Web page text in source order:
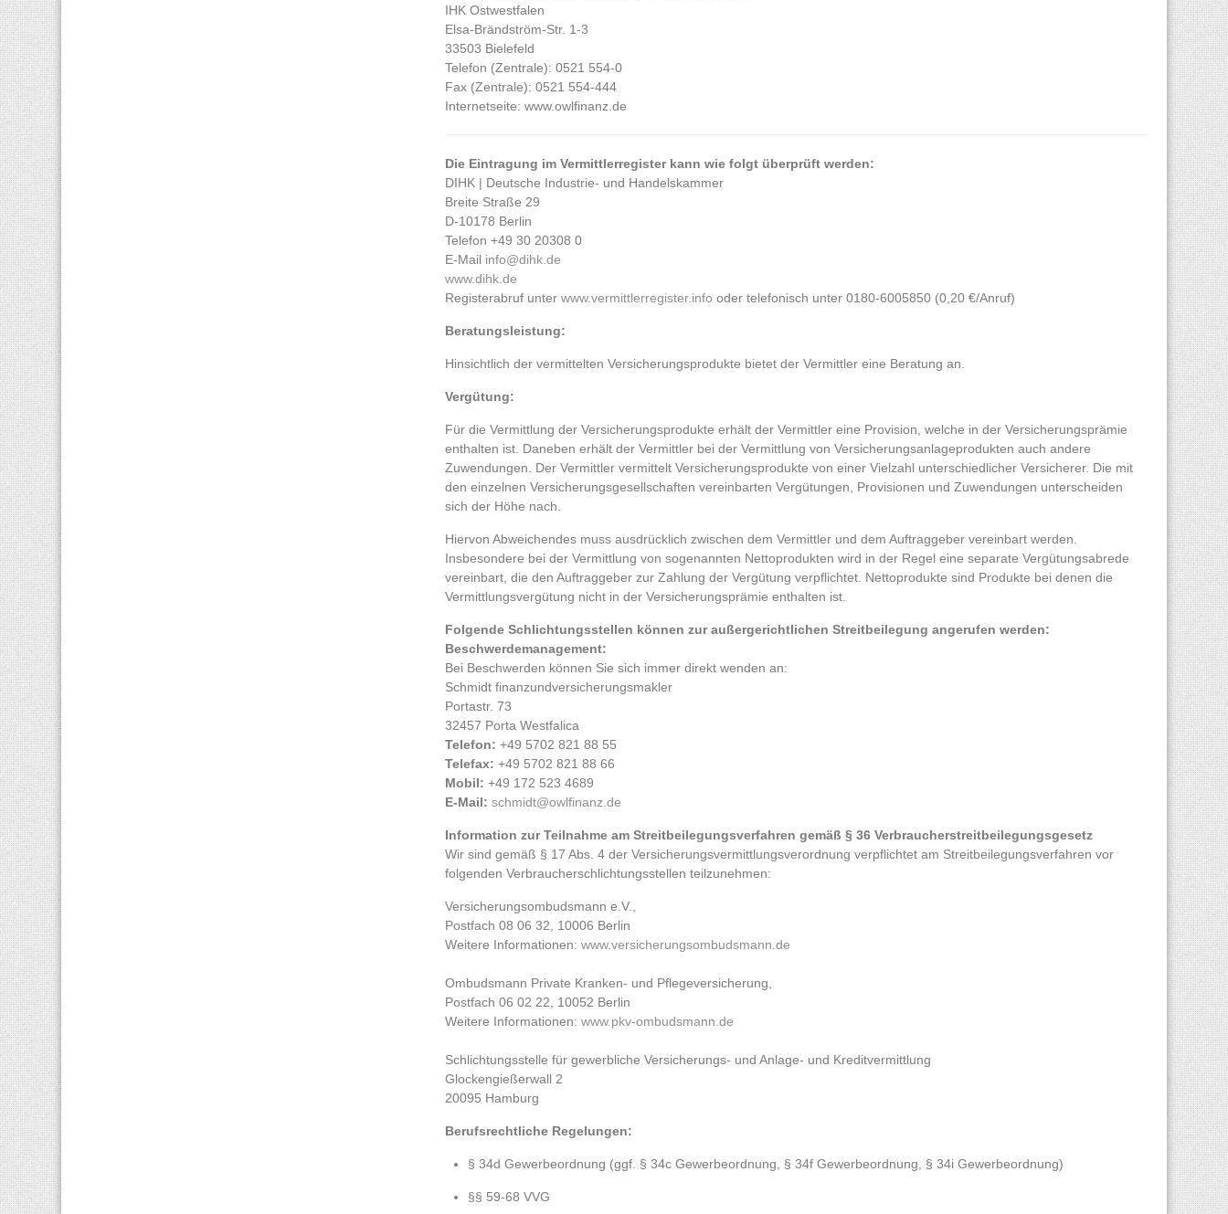
IHK Ostwestfalen
Elsa-Brändström-Str. 1-3
33503 Bielefeld
Telefon (Zentrale): 0521 554-0
Fax (Zentrale): 0521 554-444
Internetseite: www.owlfinanz.de
Die Eintragung im Vermittlerregister kann wie folgt überprüft werden:
DIHK | Deutsche Industrie- und Handelskammer
Breite Straße 29
D-10178 Berlin
Telefon +49 30 20308 0
E-Mail info@dihk.de
www.dihk.de
Registerabruf unter www.vermittlerregister.info oder telefonisch unter 0180-6005850 (0,20 €/Anruf)
Beratungsleistung:
Hinsichtlich der vermittelten Versicherungsprodukte bietet der Vermittler eine Beratung an.
Vergütung:
Für die Vermittlung der Versicherungsprodukte erhält der Vermittler eine Provision, welche in der Versicherungsprämie
enthalten ist. Daneben erhält der Vermittler bei der Vermittlung von Versicherungsanlageprodukten auch andere
Zuwendungen. Der Vermittler vermittelt Versicherungsprodukte von einer Vielzahl unterschiedlicher Versicherer. Die mit
den einzelnen Versicherungsgesellschaften vereinbarten Vergütungen, Provisionen und Zuwendungen unterscheiden
sich der Höhe nach.
Hiervon Abweichendes muss ausdrücklich zwischen dem Vermittler und dem Auftraggeber vereinbart werden.
Insbesondere bei der Vermittlung von sogenannten Nettoprodukten wird in der Regel eine separate Vergütungsabrede
vereinbart, die den Auftraggeber zur Zahlung der Vergütung verpflichtet. Nettoprodukte sind Produkte bei denen die
Vermittlungsvergütung nicht in der Versicherungsprämie enthalten ist.
Folgende Schlichtungsstellen können zur außergerichtlichen Streitbeilegung angerufen werden:
Beschwerdemanagement:
Bei Beschwerden können Sie sich immer direkt wenden an:
Schmidt finanzundversicherungsmakler
Portastr. 73
32457 Porta Westfalica
Telefon: +49 5702 821 88 55
Telefax: +49 5702 821 88 66
Mobil: +49 172 523 4689
E-Mail: schmidt@owlfinanz.de
Information zur Teilnahme am Streitbeilegungsverfahren gemäß § 36 Verbraucherstreitbeilegungsgesetz
Wir sind gemäß § 17 Abs. 4 der Versicherungsvermittlungsverordnung verpflichtet am Streitbeilegungsverfahren vor
folgenden Verbraucherschlichtungsstellen teilzunehmen:
Versicherungsombudsmann e.V.,
Postfach 08 06 32, 10006 Berlin
Weitere Informationen: www.versicherungsombudsmann.de
Ombudsmann Private Kranken- und Pflegeversicherung,
Postfach 06 02 22, 10052 Berlin
Weitere Informationen: www.pkv-ombudsmann.de
Schlichtungsstelle für gewerbliche Versicherungs- und Anlage- und Kreditvermittlung
Glockengießerwall 2
20095 Hamburg
Berufsrechtliche Regelungen:
§ 34d Gewerbeordnung (ggf. § 34c Gewerbeordnung, § 34f Gewerbeordnung, § 34i Gewerbeordnung)
§§ 59-68 VVG